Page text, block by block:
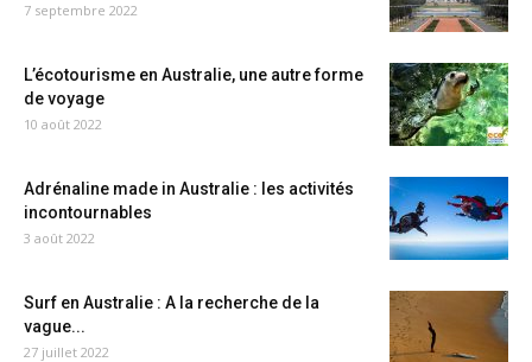
7 septembre 2022
L’écotourisme en Australie, une autre forme
de voyage
10 août 2022
Adrénaline made in Australie : les activités
incontournables
3 août 2022
Surf en Australie : A la recherche de la
vague...
27 juillet 2022